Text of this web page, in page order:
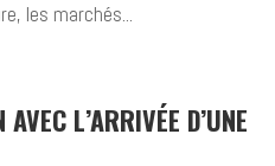
les marchés...
L’ARRIVÉE D’UNE